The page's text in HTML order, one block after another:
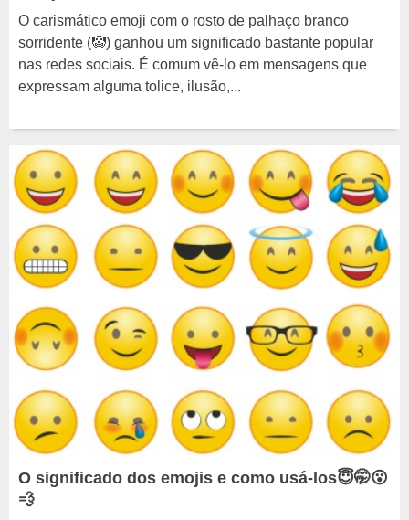
O carismático emoji com o rosto de palhaço branco
sorridente (🤡) ganhou um significado bastante popular
nas redes sociais. É comum vê-lo em mensagens que
expressam alguma tolice, ilusão,...
O significado dos emojis e como usá-los😇🤭😮
💨